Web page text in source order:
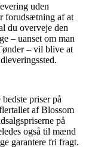
uden
forudsætning af at
du overveje den
– uanset om man
– vil blive at
priser på
af Blossom
på
også til mænd
garantere fri fragt.